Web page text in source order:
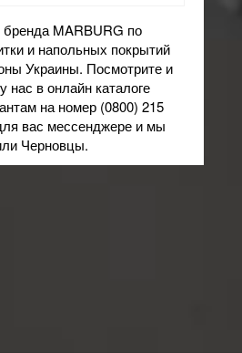
бренда MARBURG по
и напольных покрытий
Украины. Посмотрите и
нас в онлайн каталоге
на номер (0800) 215
вас мессенджере и мы
Черновцы.